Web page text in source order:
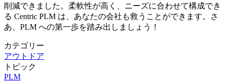
削減できました。柔軟性が高く、ニーズに合わせて構成でき
る Centric PLM は、あなたの会社も救うことができます。さ
あ、PLM への第一歩を踏み出しましょう！
カテゴリー
アウトドア
トピック
PLM